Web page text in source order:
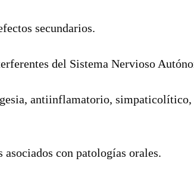
secundarios.
del Sistema Nervioso
antiinflamatorio, simpaticolítico,
con patologías orales.